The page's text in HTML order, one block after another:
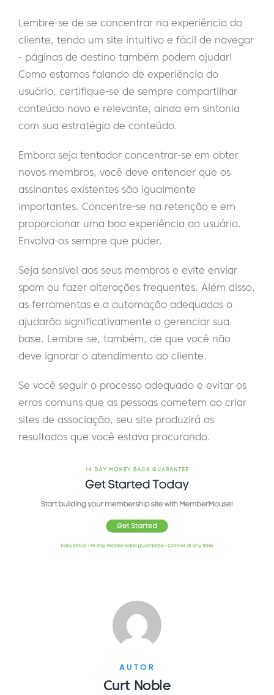
Lembre-se de se concentrar na experiência do
cliente, tendo um site intuitivo e fácil de navegar
- páginas de destino também podem ajudar!
Como estamos falando de experiência do
usuário, certifique-se de sempre compartilhar
conteúdo novo e relevante, ainda em sintonia
com sua estratégia de conteúdo.
Embora seja tentador concentrar-se em obter
novos membros, você deve entender que os
assinantes existentes são igualmente
importantes. Concentre-se na retenção e em
proporcionar uma boa experiência ao usuário.
Envolva-os sempre que puder.
Seja sensível aos seus membros e evite enviar
spam ou fazer alterações frequentes. Além disso,
as ferramentas e a automação adequadas o
ajudarão significativamente a gerenciar sua
base. Lembre-se, também, de que você não
deve ignorar o atendimento ao cliente.
Se você seguir o processo adequado e evitar os
erros comuns que as pessoas cometem ao criar
sites de associação, seu site produzirá os
resultados que você estava procurando.
AUTOR
Curt Noble